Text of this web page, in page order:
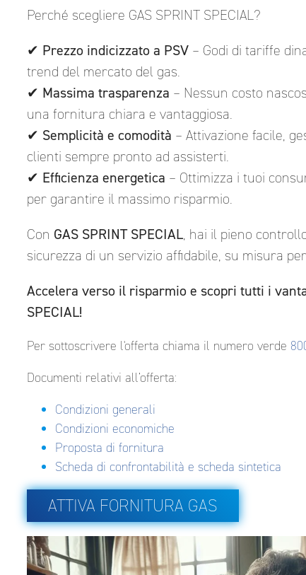
Perché scegliere GAS SPRINT SPECIAL?
✔ Prezzo indicizzato a PSV – Godi di tariffe
trend del mercato del gas.
✔ Massima trasparenza – Nessun costo
una fornitura chiara e vantaggiosa.
✔ Semplicità e comodità – Attivazione facile,
clienti sempre pronto ad assisterti.
✔ Efficienza energetica – Ottimizza i tuoi
per garantire il massimo risparmio.
Con GAS SPRINT SPECIAL, hai il pieno
sicurezza di un servizio affidabile, su misura
Accelera verso il risparmio e scopri tutti i
SPECIAL!
Per sottoscrivere l'offerta chiama il numero verde
Documenti relativi all’offerta:
Condizioni generali
Condizioni economiche
Proposta di fornitura
Scheda di confrontabilità e scheda sintetica
ATTIVA FORNITURA GAS